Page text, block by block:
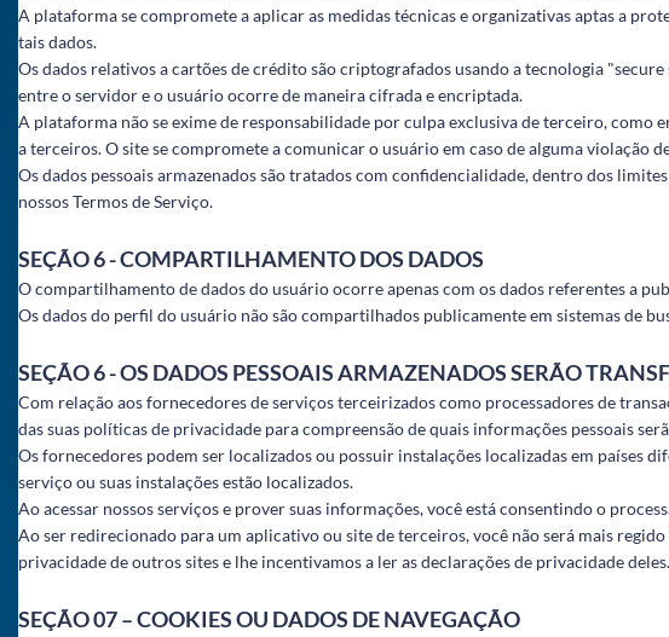
A plataforma se compromete a aplicar as medidas técnicas e organizativas aptas a
tais dados.
Os dados relativos a cartões de crédito são criptografados usando a tecnologia
entre o servidor e o usuário ocorre de maneira cifrada e encriptada.
A plataforma não se exime de responsabilidade por culpa exclusiva de terceiro, como
a terceiros. O site se compromete a comunicar o usuário em caso de alguma violação
Os dados pessoais armazenados são tratados com confidencialidade, dentro dos
nossos Termos de Serviço.
SEÇÃO 6 - COMPARTILHAMENTO DOS DADOS
O compartilhamento de dados do usuário ocorre apenas com os dados referentes a
Os dados do perfil do usuário não são compartilhados publicamente em sistemas de
SEÇÃO 6 - OS DADOS PESSOAIS ARMAZENADOS SERÃO
Com relação aos fornecedores de serviços terceirizados como processadores de
das suas políticas de privacidade para compreensão de quais informações pessoais
Os fornecedores podem ser localizados ou possuir instalações localizadas em países
serviço ou suas instalações estão localizados.
Ao acessar nossos serviços e prover suas informações, você está consentindo o
Ao ser redirecionado para um aplicativo ou site de terceiros, você não será mais
privacidade de outros sites e lhe incentivamos a ler as declarações de privacidade deles.
SEÇÃO 07 – COOKIES OU DADOS DE NAVEGAÇÃO